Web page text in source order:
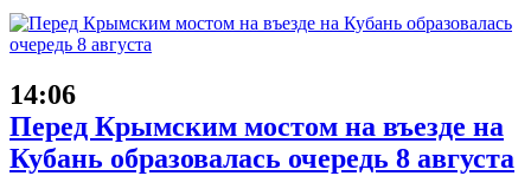
14:06
Перед Крымским мостом на въезде на
Кубань образовалась очередь 8 августа